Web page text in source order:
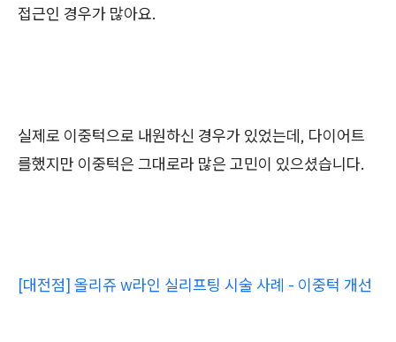
접근인 경우가 많아요.
실제로 이중턱으로 내원하신 경우가 있었는데, 다이어트
를했지만 이중턱은 그대로라 많은 고민이 있으셨습니다.
[대전점] 올리쥬 w라인 실리프팅 시술 사례 - 이중턱 개선